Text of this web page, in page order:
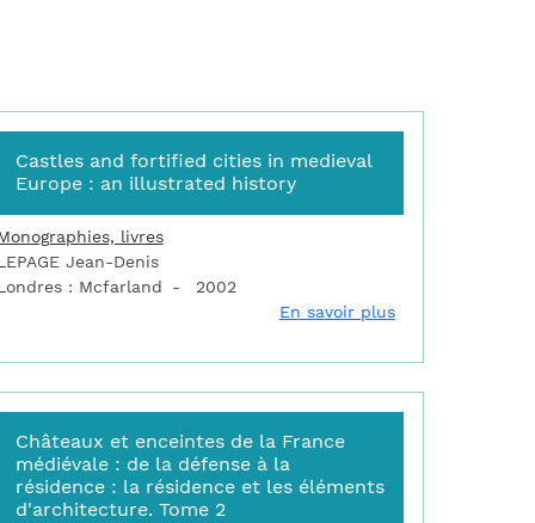
sur-Mer. La tour Vauban, "gardienne des côtes d'Armorique"
Castles and fortified cities in medieval
Europe : an illustrated history
livres
Jean-Denis
: Mcfarland
2002
En savoir plussur Castles and
Châteaux et enceintes de la France
médiévale : de la défense à la
résidence : la résidence et les éléments
d'architecture. Tome 2